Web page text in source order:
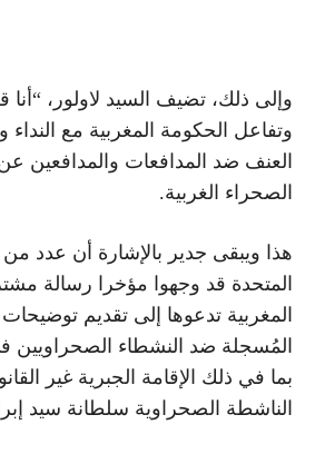
وإلى ذلك، تضيف السيد لاولور، “أنا
وتفاعل الحكومة المغربية مع النداء
العنف ضد المدافعات والمدافعين
الصحراء الغربية.
هذا ويبقى جدير بالإشارة أن عدد من
المتحدة قد وجهوا مؤخرا رسالة
المغربية تدعوها إلى تقديم توضيحات
المُسجلة ضد النشطاء الصحراويين
بما في ذلك الإقامة الجبرية غير
الناشطة الصحراوية سلطانة سيد